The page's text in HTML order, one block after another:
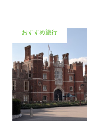
おすすめ旅行